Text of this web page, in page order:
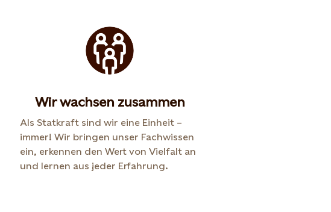
Wir wachsen zusammen
Als Statkraft sind wir eine Einheit –
immer! Wir bringen unser Fachwissen
ein, erkennen den Wert von Vielfalt an
und lernen aus jeder Erfahrung.